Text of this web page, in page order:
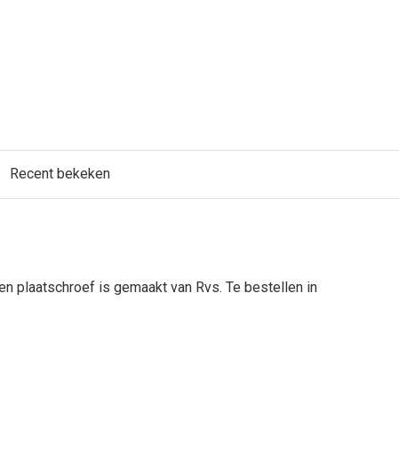
Recent bekeken
plaatschroef is gemaakt van Rvs. Te bestellen in